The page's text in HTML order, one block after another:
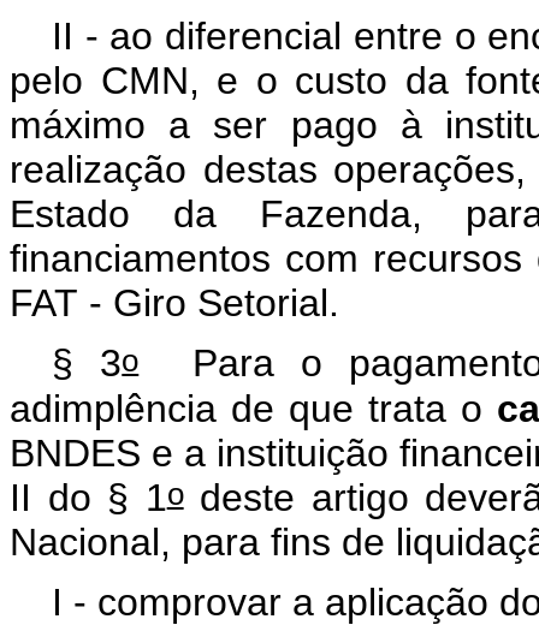
II - ao diferencial entre o
pelo CMN, e o custo da
máximo a ser pago à
realização destas
Estado da Fazenda,
financiamentos com
FAT - Giro Setorial.
§ 3oPara o
adimplência de que trata o
BNDES e a instituição
II do § 1odeste artigo
Nacional, para fins de
I - comprovar a aplicação